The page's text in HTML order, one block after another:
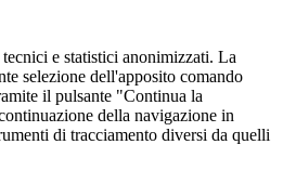
e statistici anonimizzati. La
selezione dell'apposito comando
il pulsante "Continua la
della navigazione in
di tracciamento diversi da quelli